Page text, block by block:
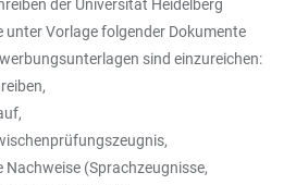
der Universität Heidelberg
unter Vorlage folgender Dokumente
sind einzureichen:
(Sprachzeugnisse,